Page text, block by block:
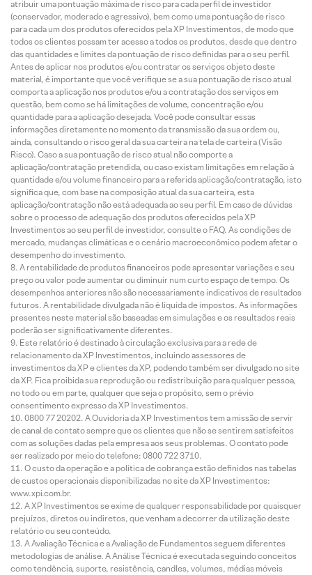
atribuir uma pontuação máxima de risco para cada perfil de investidor
(conservador, moderado e agressivo), bem como uma pontuação de risco
para cada um dos produtos oferecidos pela XP Investimentos, de modo que
todos os clientes possam ter acesso a todos os produtos, desde que dentro
das quantidades e limites da pontuação de risco definidas para o seu perfil.
Antes de aplicar nos produtos e/ou contratar os serviços objeto deste
material, é importante que você verifique se a sua pontuação de risco atual
comporta a aplicação nos produtos e/ou a contratação dos serviços em
questão, bem como se há limitações de volume, concentração e/ou
quantidade para a aplicação desejada. Você pode consultar essas
informações diretamente no momento da transmissão da sua ordem ou,
ainda, consultando o risco geral da sua carteira na tela de carteira (Visão
Risco). Caso a sua pontuação de risco atual não comporte a
aplicação/contratação pretendida, ou caso existam limitações em relação à
quantidade e/ou volume financeiro para a referida aplicação/contratação, isto
significa que, com base na composição atual da sua carteira, esta
aplicação/contratação não está adequada ao seu perfil. Em caso de dúvidas
sobre o processo de adequação dos produtos oferecidos pela XP
Investimentos ao seu perfil de investidor, consulte o FAQ. As condições de
mercado, mudanças climáticas e o cenário macroeconômico podem afetar o
desempenho do investimento.
A rentabilidade de produtos financeiros pode apresentar variações e seu
preço ou valor pode aumentar ou diminuir num curto espaço de tempo. Os
desempenhos anteriores não são necessariamente indicativos de resultados
futuros. A rentabilidade divulgada não é líquida de impostos. As informações
presentes neste material são baseadas em simulações e os resultados reais
poderão ser significativamente diferentes.
Este relatório é destinado à circulação exclusiva para a rede de
relacionamento da XP Investimentos, incluindo assessores de
investimentos da XP e clientes da XP, podendo também ser divulgado no site
da XP. Fica proibida sua reprodução ou redistribuição para qualquer pessoa,
no todo ou em parte, qualquer que seja o propósito, sem o prévio
consentimento expresso da XP Investimentos.
0800 77 20202. A Ouvidoria da XP Investimentos tem a missão de servir
de canal de contato sempre que os clientes que não se sentirem satisfeitos
com as soluções dadas pela empresa aos seus problemas. O contato pode
ser realizado por meio do telefone: 0800 722 3710.
O custo da operação e a política de cobrança estão definidos nas tabelas
de custos operacionais disponibilizadas no site da XP Investimentos:
www.xpi.com.br.
A XP Investimentos se exime de qualquer responsabilidade por quaisquer
prejuízos, diretos ou indiretos, que venham a decorrer da utilização deste
relatório ou seu conteúdo.
A Avaliação Técnica e a Avaliação de Fundamentos seguem diferentes
metodologias de análise. A Análise Técnica é executada seguindo conceitos
como tendência, suporte, resistência, candles, volumes, médias móveis